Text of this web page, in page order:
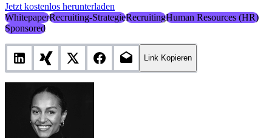
Jetzt kostenlos herunterladen
WhitepaperRecruiting-StrategieRecruitingHuman Resources (HR)
Sponsored
Link Kopieren